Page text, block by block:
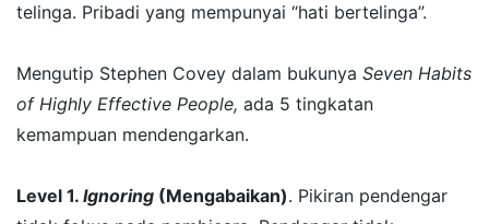
telinga. Pribadi yang mempunyai “hati bertelinga”.
Mengutip Stephen Covey dalam bukunya Seven Habits
of Highly Effective People, ada 5 tingkatan
kemampuan mendengarkan.
Level 1. Ignoring (Mengabaikan). Pikiran pendengar